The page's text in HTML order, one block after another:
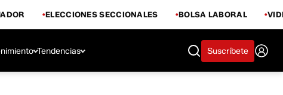
ELECCIONES SECCIONALES BOLSA LABORAL
Tendencias Suscríbete